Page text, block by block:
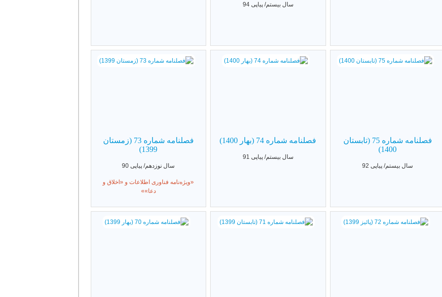
سال بیستم/ پیاپی 94
فصلنامه شماره 75 (تابستان
1400)
سال بیستم/ پیاپی 92
فصلنامه شماره 74 (بهار 1400)
سال بیستم/ پیاپی 91
فصلنامه شماره 73 (زمستان
1399)
سال نوزدهم/ پیاپی 90
«ویژه‌نامه فناوری اطلاعات و «اخلاق و
دعا»»